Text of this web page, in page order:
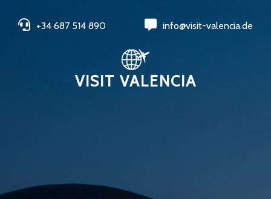
+34 687 514 890 info@visit-valencia.de
VISIT VALENCIA